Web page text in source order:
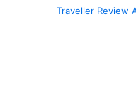
Traveller Review